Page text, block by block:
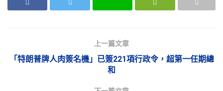
上一篇文章
「特朗普牌人肉簽名機」已簽221項行政令，超第一任期總
和